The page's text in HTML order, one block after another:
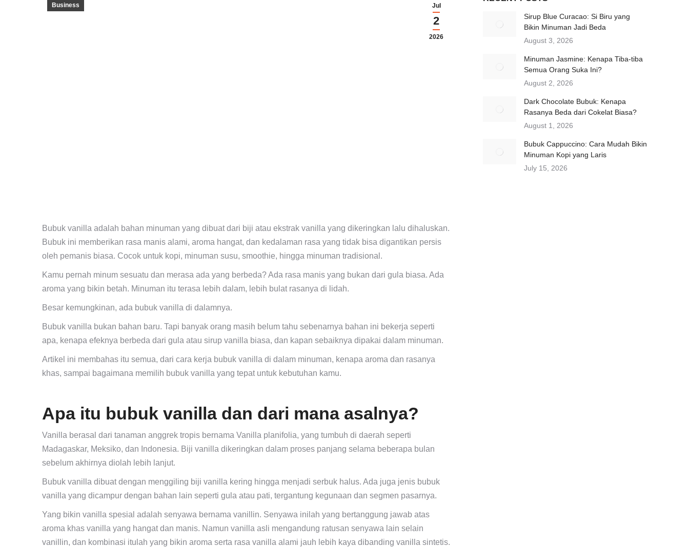
Jul
2
2026
Business
Bubuk vanilla adalah bahan minuman yang dibuat dari biji atau ekstrak vanilla yang dikeringkan lalu dihaluskan.
Bubuk ini memberikan rasa manis alami, aroma hangat, dan kedalaman rasa yang tidak bisa digantikan persis
oleh pemanis biasa. Cocok untuk kopi, minuman susu, smoothie, hingga minuman tradisional.
Kamu pernah minum sesuatu dan merasa ada yang berbeda? Ada rasa manis yang bukan dari gula biasa. Ada
aroma yang bikin betah. Minuman itu terasa lebih dalam, lebih bulat rasanya di lidah.
Besar kemungkinan, ada bubuk vanilla di dalamnya.
Bubuk vanilla bukan bahan baru. Tapi banyak orang masih belum tahu sebenarnya bahan ini bekerja seperti
apa, kenapa efeknya berbeda dari gula atau sirup vanilla biasa, dan kapan sebaiknya dipakai dalam minuman.
Artikel ini membahas itu semua, dari cara kerja bubuk vanilla di dalam minuman, kenapa aroma dan rasanya
khas, sampai bagaimana memilih bubuk vanilla yang tepat untuk kebutuhan kamu.
Apa itu bubuk vanilla dan dari mana asalnya?
Vanilla berasal dari tanaman anggrek tropis bernama Vanilla planifolia, yang tumbuh di daerah seperti
Madagaskar, Meksiko, dan Indonesia. Biji vanilla dikeringkan dalam proses panjang selama beberapa bulan
sebelum akhirnya diolah lebih lanjut.
Bubuk vanilla dibuat dengan menggiling biji vanilla kering hingga menjadi serbuk halus. Ada juga jenis bubuk
vanilla yang dicampur dengan bahan lain seperti gula atau pati, tergantung kegunaan dan segmen pasarnya.
Yang bikin vanilla spesial adalah senyawa bernama vanillin. Senyawa inilah yang bertanggung jawab atas
aroma khas vanilla yang hangat dan manis. Namun vanilla asli mengandung ratusan senyawa lain selain
vanillin, dan kombinasi itulah yang bikin aroma serta rasa vanilla alami jauh lebih kaya dibanding vanilla sintetis.
Sirup Blue Curacao: Si Biru yang
Bikin Minuman Jadi Beda
August 3, 2026
Minuman Jasmine: Kenapa Tiba-tiba
Semua Orang Suka Ini?
August 2, 2026
Dark Chocolate Bubuk: Kenapa
Rasanya Beda dari Cokelat Biasa?
August 1, 2026
Bubuk Cappuccino: Cara Mudah Bikin
Minuman Kopi yang Laris
July 15, 2026